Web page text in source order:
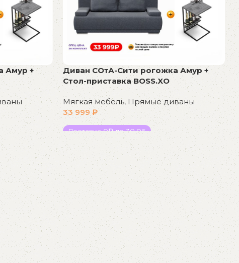
Амур +
Диван СОтА-Сити рогожка Амур +
Стол-приставка BOSS.XO
Мягкая мебель, Прямые диваны
33 999₽
Доставка 0₽ до 30.06
В корзину